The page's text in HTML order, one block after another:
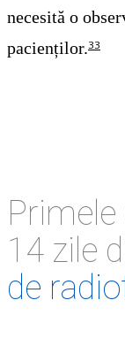
necesită o
pacienților.33
14 zile
de